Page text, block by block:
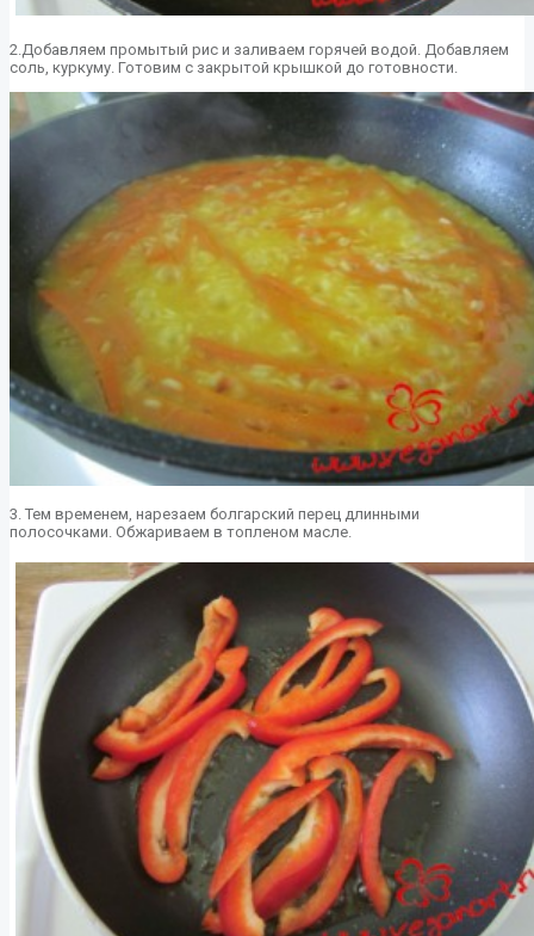
2.Добавляем промытый рис и заливаем горячей водой. Добавляем
соль, куркуму. Готовим с закрытой крышкой до готовности.
3. Тем временем, нарезаем болгарский перец длинными
полосочками. Обжариваем в топленом масле.